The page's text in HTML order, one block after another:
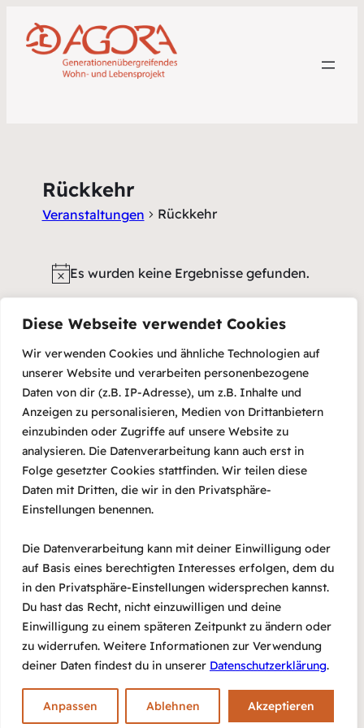
Diese Webseite verwendet Cookies
Wir verwenden Cookies und ähnliche Technologien auf
unserer Website und verarbeiten personenbezogene
Daten von dir (z.B. IP-Adresse), um z.B. Inhalte und
Anzeigen zu personalisieren, Medien von Drittanbietern
einzubinden oder Zugriffe auf unsere Website zu
analysieren. Die Datenverarbeitung kann auch erst in
Folge gesetzter Cookies stattfinden. Wir teilen diese
Daten mit Dritten, die wir in den Privatsphäre-
Einstellungen benennen.
Die Datenverarbeitung kann mit deiner Einwilligung oder
auf Basis eines berechtigten Interesses erfolgen, dem du
in den Privatsphäre-Einstellungen widersprechen kannst.
Du hast das Recht, nicht einzuwilligen und deine
Einwilligung zu einem späteren Zeitpunkt zu ändern oder
zu widerrufen. Weitere Informationen zur Verwendung
deiner Daten findest du in unserer Datenschutzerklärung.
Anpassen Ablehnen Akzeptieren
Rückkehr
Veranstaltungen Rückkehr
Veranstaltungen
Hinweis
Es wurden keine Ergebnisse gefunden.
Suche
und
Anstehende
wählen.
VorherigeVeranstaltungen
Heute
Nächste
Kalender abonnieren
#agora
E-Mail Impressum Datenschutz